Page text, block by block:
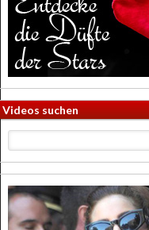
Videos suchen